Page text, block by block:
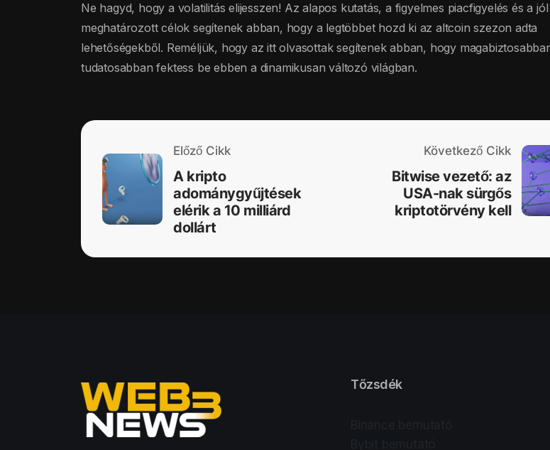
Ne hagyd, hogy a volatilitás elijesszen! Az alapos kutatás, a figyelmes piacfigyelés és a jól
meghatározott célok segítenek abban, hogy a legtöbbet hozd ki az altcoin szezon adta
lehetőségekből. Reméljük, hogy az itt olvasottak segítenek abban, hogy
tudatosabban fektess be ebben a dinamikusan változó világban.
Előző Cikk
A kripto
adománygyűjtések
elérik a 10 milliárd
dollárt
Következő Cikk
Bitwise vezető: az
USA-nak sürgős
kriptotörvény kell
Tőzsdék